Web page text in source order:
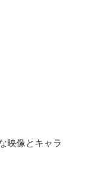
映像とキャラ